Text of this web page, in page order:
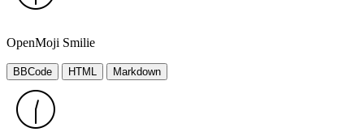
OpenMoji Smilie
BBCode HTML Markdown